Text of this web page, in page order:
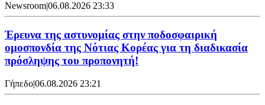
Newsroom|06.08.2026 23:33
Έρευνα της αστυνομίας στην ποδοσφαιρική
ομοσπονδία της Νότιας Κορέας για τη διαδικασία
πρόσληψης του προπονητή!
Γήπεδο|06.08.2026 23:21